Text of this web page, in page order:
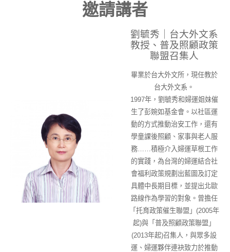
邀請講者
劉毓秀｜台大外文系
教授、普及照顧政策
聯盟召集人
畢業於台大外文所，現任教於
台大外文系。
1997年，劉毓秀和婦運姐妹催
生了彭婉如基金會。以社區運
動的方式推動治安工作，還有
學童課後照顧、家事與老人服
務……積極介入婦運草根工作
的實踐，為台灣的婦運結合社
會福利政策規劃出藍圖及訂定
具體中長期目標，並提出北歐
路線作為學習的對象。曾擔任
「托育政策催生聯盟」(2005年
起)與「普及照顧政策聯盟」
(2013年起)召集人，與眾多設
運、婦運夥伴連袂致力於推動